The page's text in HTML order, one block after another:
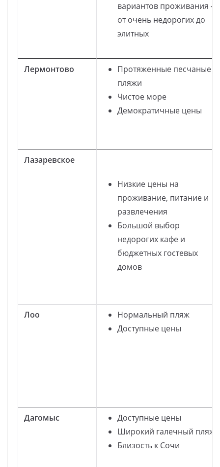
вариантов проживания –
от очень недорогих до
элитных
Лермонтово
Протяженные песчаные
пляжи
Чистое море
Демократичные цены
Лазаревское
Низкие цены на
проживание, питание и
развлечения
Большой выбор
недорогих кафе и
бюджетных гостевых
домов
Лоо
Нормальный пляж
Доступные цены
Дагомыс
Доступные цены
Широкий галечный пляж
Близость к Сочи